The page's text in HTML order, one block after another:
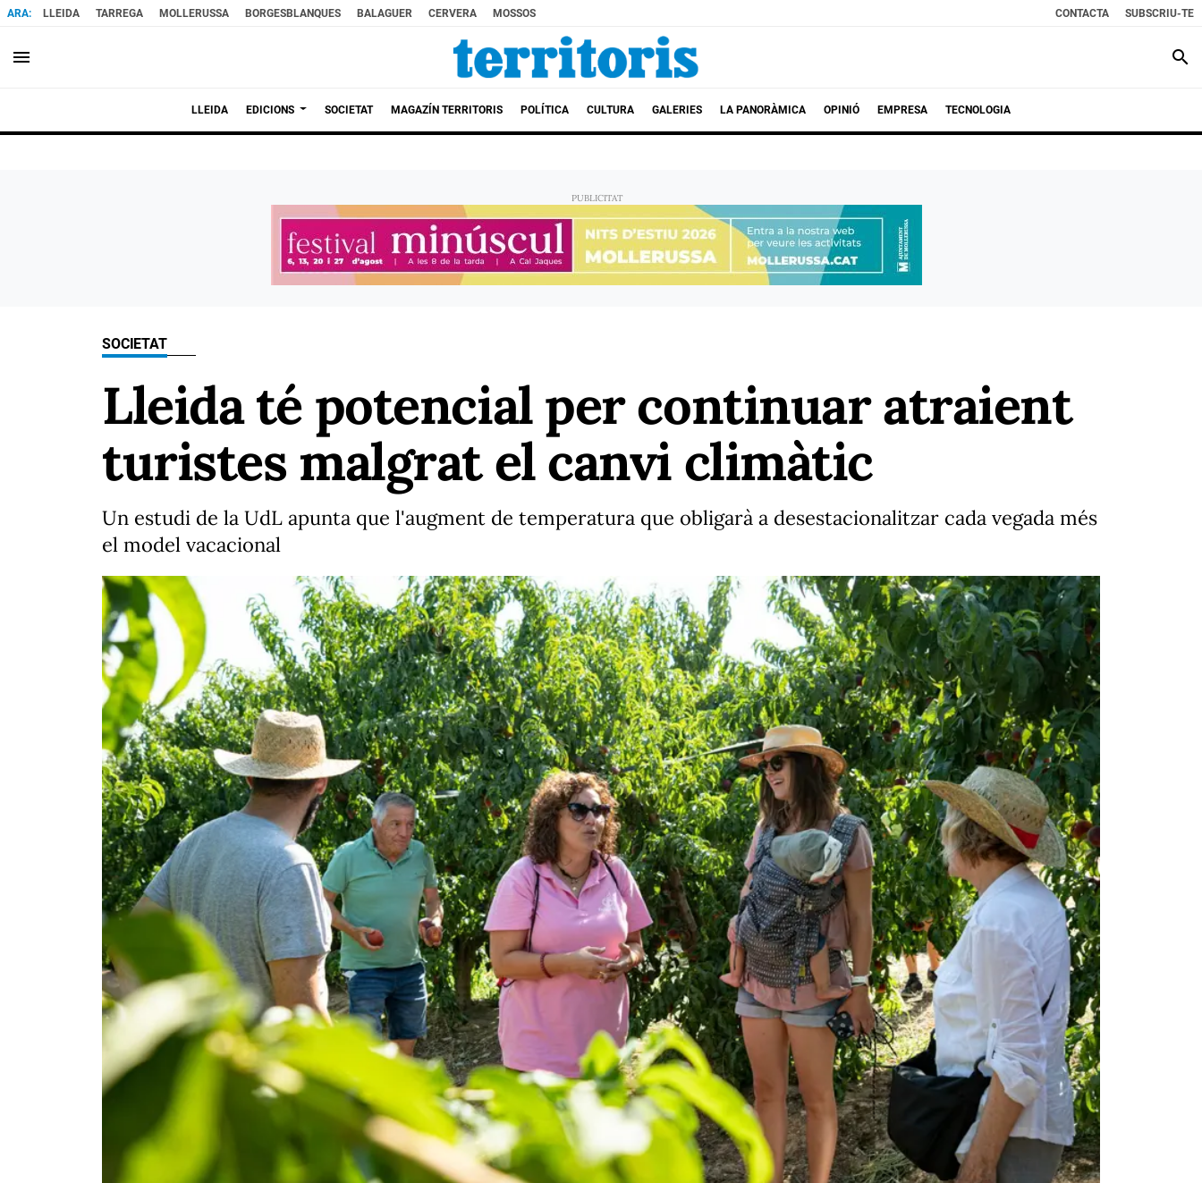
LLEIDA TARREGA MOLLERUSSA BORGESBLANQUES BALAGUER CERVERA MOSSOS CONTACTA SUBSCRIU-TE
menu search
LLEIDA EDICIONS SOCIETAT MAGAZÍN TERRITORIS POLÍTICA CULTURA GALERIES LA PANORÀMICA OPINIÓ EMPRESA TECNOLOGIA
SOCIETAT
Lleida té potencial per continuar atraient
turistes malgrat el canvi climàtic
Un estudi de la UdL apunta que l'augment de temperatura que obligarà a desestacionalitzar cada vegada més
el model vacacional